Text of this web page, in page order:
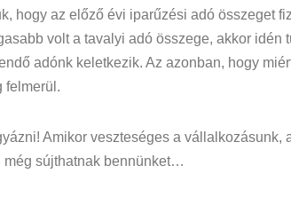
hogy az előző évi iparűzési adó összeget
volt a tavalyi adó összege, akkor idén
adónk keletkezik. Az azonban, hogy
felmerül.
Amikor veszteséges a vállalkozásunk,
még sújthatnak bennünket…